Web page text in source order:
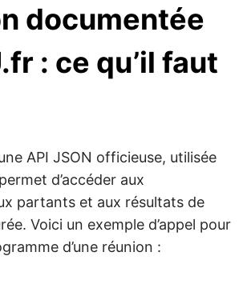
documentée
: ce qu’il faut
API JSON officieuse, utilisée
d’accéder aux
partants et aux résultats de
Voici un exemple d’appel pour
d’une réunion :